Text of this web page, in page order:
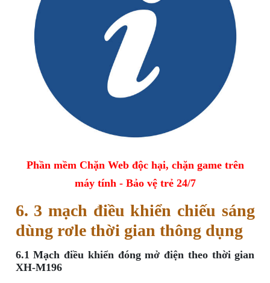
Phần mềm Chặn Web độc hại, chặn game trên
máy tính - Bảo vệ trẻ 24/7
6. 3 mạch điều khiển chiếu sáng
dùng rơle thời gian thông dụng
6.1 Mạch điều khiển đóng mở điện theo thời gian
XH-M196